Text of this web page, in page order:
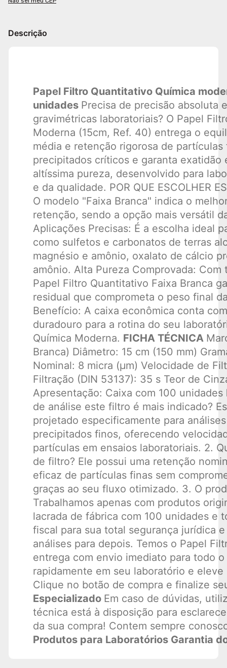
Descrição
Papel Filtro Quantitativo Química
unidades Precisa de precisão absoluta
gravimétricas laboratoriais? O Papel
Moderna (15cm, Ref. 40) entrega o
média e retenção rigorosa de
precipitados críticos e garanta
altíssima pureza, desenvolvido para
e da qualidade. POR QUE ESCOLHER
O modelo "Faixa Branca" indica o
retenção, sendo a opção mais versátil
Aplicações Precisas: É a escolha ideal
como sulfetos e carbonatos de terras
magnésio e amônio, oxalato de cálcio
amônio. Alta Pureza Comprovada:
Papel Filtro Quantitativo Faixa Branca
residual que comprometa o peso final
Benefício: A caixa econômica conta
duradouro para a rotina do seu
Química Moderna. FICHA TÉCNICA
Branca) Diâmetro: 15 cm (150 mm)
Nominal: 8 micra (µm) Velocidade de
Filtração (DIN 53137): 35 s Teor de
Apresentação: Caixa com 100 unidades
de análise este filtro é mais indicado?
projetado especificamente para
precipitados finos, oferecendo
partículas em ensaios laboratoriais. 2.
de filtro? Ele possui uma retenção
eficaz de partículas finas sem
graças ao seu fluxo otimizado. 3. O
Trabalhamos apenas com produtos
lacrada de fábrica com 100 unidades e
fiscal para sua total segurança jurídica
análises para depois. Temos o Papel
entrega com envio imediato para todo
rapidamente em seu laboratório e
Clique no botão de compra e finalize
Especializado Em caso de dúvidas,
técnica está à disposição para
da sua compra! Contem sempre
Produtos para Laboratórios Garantia